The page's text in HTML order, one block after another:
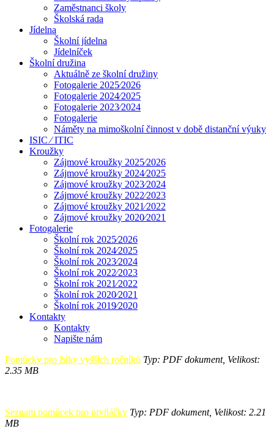
Zaměstnanci školy
Školská rada
Jídelna
Školní jídelna
Jídelníček
Školní družina
Aktuálně ze školní družiny
Fotogalerie 2025⁄2026
Fotogalerie 2024⁄2025
Fotogalerie 2023⁄2024
Fotogalerie
Náměty na mimoškolní činnost v době distanční výuky
ISIC ⁄ ITIC
Kroužky
Zájmové kroužky 2025⁄2026
Zájmové kroužky 2024⁄2025
Zájmové kroužky 2023⁄2024
Zájmové kroužky 2022⁄2023
Zájmové kroužky 2021⁄2022
Zájmové kroužky 2020⁄2021
Fotogalerie
Školní rok 2025⁄2026
Školní rok 2024⁄2025
Školní rok 2023⁄2024
Školní rok 2022⁄2023
Školní rok 2021⁄2022
Školní rok 2020⁄2021
Školní rok 2019⁄2020
Kontakty
Kontakty
Napište nám
Pomůcky pro žáky vyšších ročníků Typ: PDF dokument, Velikost:
2.35 MB
Seznam pomůcek pro prvňáčky Typ: PDF dokument, Velikost: 2.21
MB